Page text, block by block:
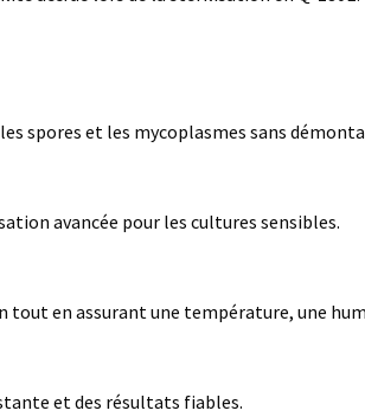
spores et les mycoplasmes sans
avancée pour les cultures sensibles.
en assurant une température, une
et des résultats fiables.